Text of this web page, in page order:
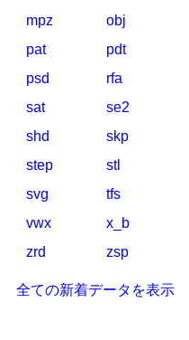
mpz
obj
pat
pdt
psd
rfa
sat
se2
shd
skp
step
stl
svg
tfs
vwx
x_b
zrd zsp
全ての新着データを表示